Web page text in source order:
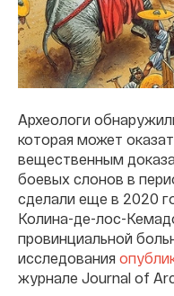
Археологи
которая может
вещественным
боевых слонов в
сделали еще в 2020
Колина-де-лос-
провинциальной
исследования
журнале Journal of